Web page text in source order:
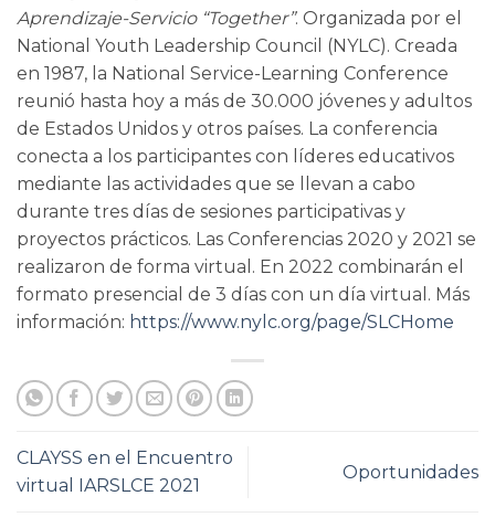
Aprendizaje-Servicio “Together”. Organizada por el
National Youth Leadership Council (NYLC). Creada
en 1987, la National Service-Learning Conference
reunió hasta hoy a más de 30.000 jóvenes y adultos
de Estados Unidos y otros países. La conferencia
conecta a los participantes con líderes educativos
mediante las actividades que se llevan a cabo
durante tres días de sesiones participativas y
proyectos prácticos. Las Conferencias 2020 y 2021 se
realizaron de forma virtual. En 2022 combinarán el
formato presencial de 3 días con un día virtual. Más
información: https://www.nylc.org/page/SLCHome
CLAYSS en el Encuentro
virtual IARSLCE 2021
Oportunidades